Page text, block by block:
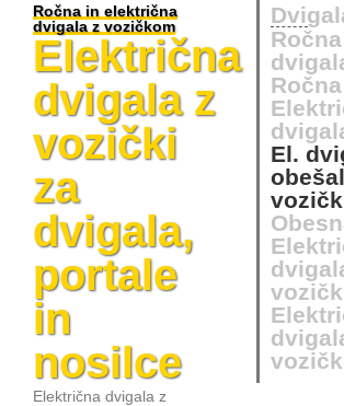
Ročna in električna
dvigala z vozičkom
Električna
dvigala z
vozički
za
dvigala,
portale
in
nosilce
Električna dvigala z
El.